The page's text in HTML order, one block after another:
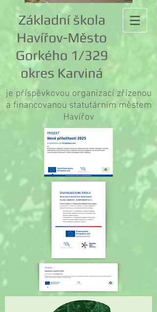
Základní škola
Havířov-Město
Gorkého 1/329
okres Karviná
je příspěvkovou organizací zřízenou
a financovanou statutárním městem
Havířov